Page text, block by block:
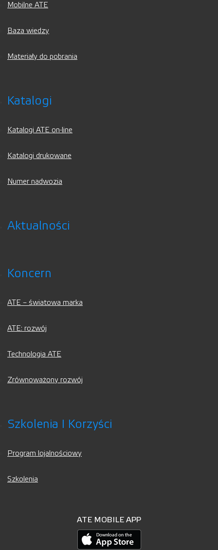
Mobilne ATE
Baza wiedzy
Materiały do pobrania
Katalogi
Katalogi ATE on-line
Katalogi drukowane
Numer nadwozia
Aktualności
Koncern
ATE – światowa marka
ATE: rozwój
Technologia ATE
Zrównoważony rozwój
Szkolenia I Korzyści
Program lojalnościowy
Szkolenia
ATE MOBILE APP